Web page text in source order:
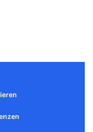
kompl. zu